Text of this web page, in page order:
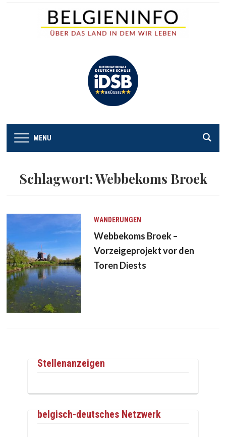
MENU
Schlagwort:Webbekoms Broek
WANDERUNGEN
Webbekoms Broek –
Vorzeigeprojekt vor den
Toren Diests
Stellenanzeigen
belgisch-deutsches Netzwerk